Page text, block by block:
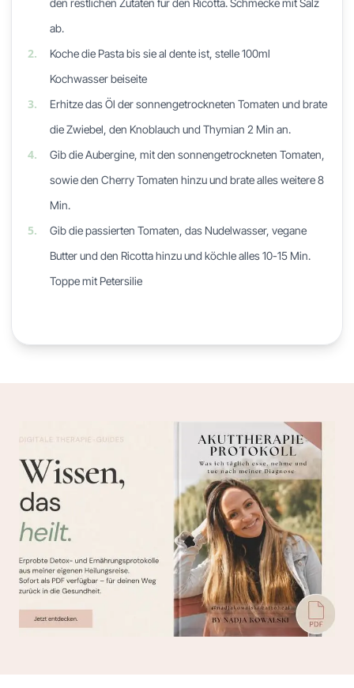
den restlichen Zutaten für den Ricotta. Schmecke mit Salz
ab.
2.
Koche die Pasta bis sie al dente ist, stelle 100ml
Kochwasser beiseite
3.
Erhitze das Öl der sonnengetrockneten Tomaten und brate
die Zwiebel, den Knoblauch und Thymian 2 Min an.
4.
Gib die Aubergine, mit den sonnengetrockneten Tomaten,
sowie den Cherry Tomaten hinzu und brate alles weitere 8
Min.
5.
Gib die passierten Tomaten, das Nudelwasser, vegane
Butter und den Ricotta hinzu und köchle alles 10-15 Min.
Toppe mit Petersilie